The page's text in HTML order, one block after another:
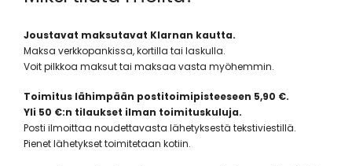
Joustavat maksutavat Klarnan kautta.
Maksa verkkopankissa, kortilla tai laskulla.
Voit pilkkoa maksut tai maksaa vasta myöhemmin.
Toimitus lähimpään postitoimipisteeseen 5,90 €.
Yli 50 €:n tilaukset ilman toimituskuluja.
Posti ilmoittaa noudettavasta lähetyksestä tekstiviestillä.
Pienet lähetykset toimitetaan kotiin.